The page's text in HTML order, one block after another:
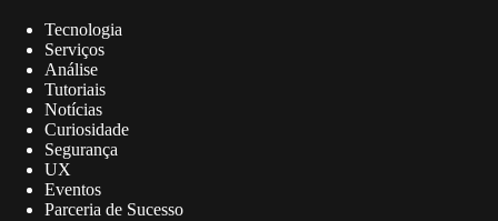
Tecnologia
Serviços
Análise
Tutoriais
Notícias
Curiosidade
Segurança
UX
Eventos
Parceria de Sucesso